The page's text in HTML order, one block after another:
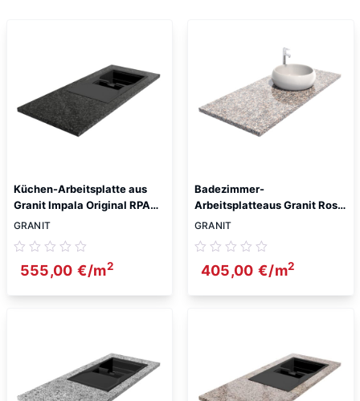
Küchen-Arbeitsplatte aus
Granit Impala Original RPA
3cm
GRANIT
555,00 €/m2
Badezimmer-
Arbeitsplatteaus Granit Rosa
Beta 3cm
GRANIT
405,00 €/m2